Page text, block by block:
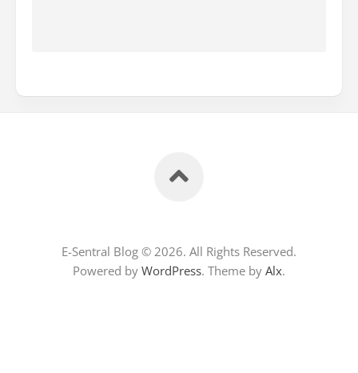
E-Sentral Blog © 2026. All Rights Reserved.
Powered by WordPress. Theme by Alx.